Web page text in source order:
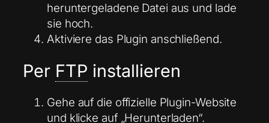
heruntergeladene Datei aus und lade
sie hoch.
Aktiviere das Plugin anschließend.
Per FTP installieren
Gehe auf die offizielle Plugin-Website
und klicke auf „Herunterladen“.